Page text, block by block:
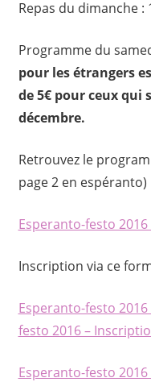
Repas du dimanche :
Programme du
pour les étrangers
de 5€ pour ceux qui
décembre.
Retrouvez le
page 2 en espéranto)
Esperanto-festo
Inscription via ce
Esperanto-festo
festo 2016 –
Esperanto-festo